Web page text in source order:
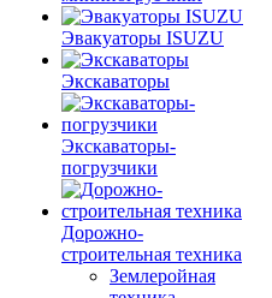
Эвакуаторы ISUZU
Экскаваторы
Экскаваторы-
погрузчики
Дорожно-
строительная техника
Землеройная